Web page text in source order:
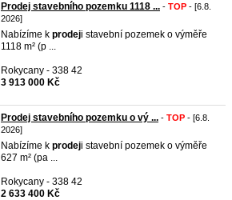
Prodej stavebního pozemku 1118 ... - TOP - [6.8.
2026]
Nabízíme k prodeji stavební pozemek o výměře
1118 m² (p ...
Rokycany - 338 42
3 913 000 Kč
Prodej stavebního pozemku o vý ... - TOP - [6.8.
2026]
Nabízíme k prodeji stavební pozemek o výměře
627 m² (pa ...
Rokycany - 338 42
2 633 400 Kč